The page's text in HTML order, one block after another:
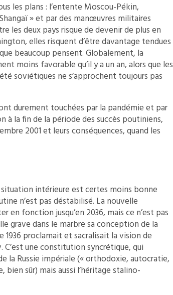
les plans : l’entente Moscou-Pékin,
» et par des manœuvres militaires
les deux pays risque de devenir de plus en
elles risquent d’être davantage tendues
beaucoup pensent. Globalement, la
moins favorable qu’il y a un an, alors que les
soviétiques ne s’approchent toujours pas
durement touchées par la pandémie et par
à la fin de la période des succès poutiniens,
2001 et leurs conséquences, quand les
situation intérieure est certes moins bonne
n’est pas déstabilisé. La nouvelle
fonction jusqu’en 2036, mais ce n’est pas
grave dans le marbre sa conception de la
proclamait et sacralisait la vision de
C’est une constitution syncrétique, qui
la Russie impériale (« orthodoxie, autocratie,
bien sûr) mais aussi l’héritage stalino-